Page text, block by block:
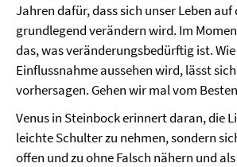
Jahren dafür, dass sich unser Leben auf
grundlegend verändern wird. Im
das, was veränderungsbedürftig ist.
Einflussnahme aussehen wird, lässt
vorhersagen. Gehen wir mal vom
Venus in Steinbock erinnert daran, die
leichte Schulter zu nehmen, sondern
offen und zu ohne Falsch nähern und